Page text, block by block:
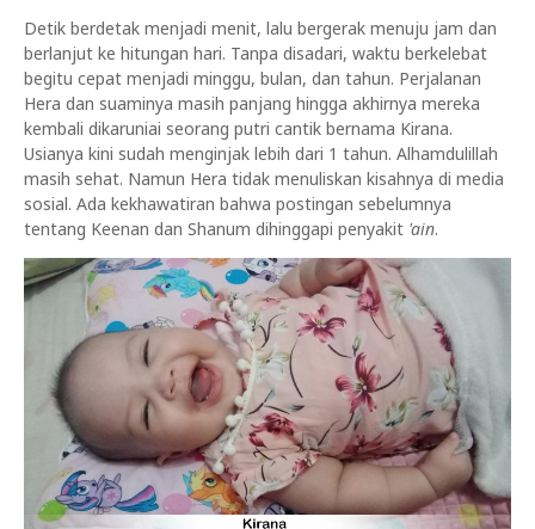
Detik berdetak menjadi menit, lalu bergerak menuju jam dan
berlanjut ke hitungan hari. Tanpa disadari, waktu berkelebat
begitu cepat menjadi minggu, bulan, dan tahun. Perjalanan
Hera dan suaminya masih panjang hingga akhirnya mereka
kembali dikaruniai seorang putri cantik bernama Kirana.
Usianya kini sudah menginjak lebih dari 1 tahun. Alhamdulillah
masih sehat. Namun Hera tidak menuliskan kisahnya di media
sosial. Ada kekhawatiran bahwa postingan sebelumnya
tentang Keenan dan Shanum dihinggapi penyakit 'ain.